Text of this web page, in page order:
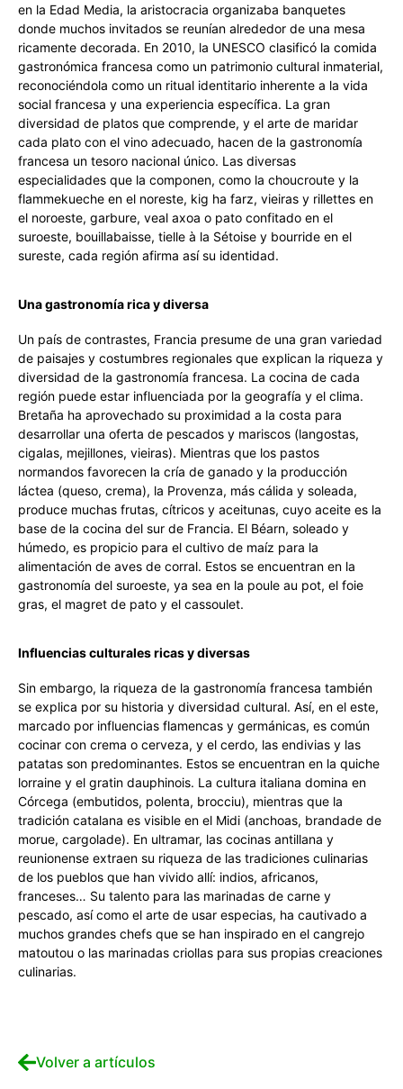
en la Edad Media, la aristocracia organizaba banquetes
donde muchos invitados se reunían alrededor de una mesa
ricamente decorada. En 2010, la UNESCO clasificó la comida
gastronómica francesa como un patrimonio cultural inmaterial,
reconociéndola como un ritual identitario inherente a la vida
social francesa y una experiencia específica. La gran
diversidad de platos que comprende, y el arte de maridar
cada plato con el vino adecuado, hacen de la gastronomía
francesa un tesoro nacional único. Las diversas
especialidades que la componen, como la choucroute y la
flammekueche en el noreste, kig ha farz, vieiras y rillettes en
el noroeste, garbure, veal axoa o pato confitado en el
suroeste, bouillabaisse, tielle à la Sétoise y bourride en el
sureste, cada región afirma así su identidad.
Una gastronomía rica y diversa
Un país de contrastes, Francia presume de una gran variedad
de paisajes y costumbres regionales que explican la riqueza y
diversidad de la gastronomía francesa. La cocina de cada
región puede estar influenciada por la geografía y el clima.
Bretaña ha aprovechado su proximidad a la costa para
desarrollar una oferta de pescados y mariscos (langostas,
cigalas, mejillones, vieiras). Mientras que los pastos
normandos favorecen la cría de ganado y la producción
láctea (queso, crema), la Provenza, más cálida y soleada,
produce muchas frutas, cítricos y aceitunas, cuyo aceite es la
base de la cocina del sur de Francia. El Béarn, soleado y
húmedo, es propicio para el cultivo de maíz para la
alimentación de aves de corral. Estos se encuentran en la
gastronomía del suroeste, ya sea en la poule au pot, el foie
gras, el magret de pato y el cassoulet.
Influencias culturales ricas y diversas
Sin embargo, la riqueza de la gastronomía francesa también
se explica por su historia y diversidad cultural. Así, en el este,
marcado por influencias flamencas y germánicas, es común
cocinar con crema o cerveza, y el cerdo, las endivias y las
patatas son predominantes. Estos se encuentran en la quiche
lorraine y el gratin dauphinois. La cultura italiana domina en
Córcega (embutidos, polenta, brocciu), mientras que la
tradición catalana es visible en el Midi (anchoas, brandade de
morue, cargolade). En ultramar, las cocinas antillana y
reunionense extraen su riqueza de las tradiciones culinarias
de los pueblos que han vivido allí: indios, africanos,
franceses… Su talento para las marinadas de carne y
pescado, así como el arte de usar especias, ha cautivado a
muchos grandes chefs que se han inspirado en el cangrejo
matoutou o las marinadas criollas para sus propias creaciones
culinarias.
Volver a artículos